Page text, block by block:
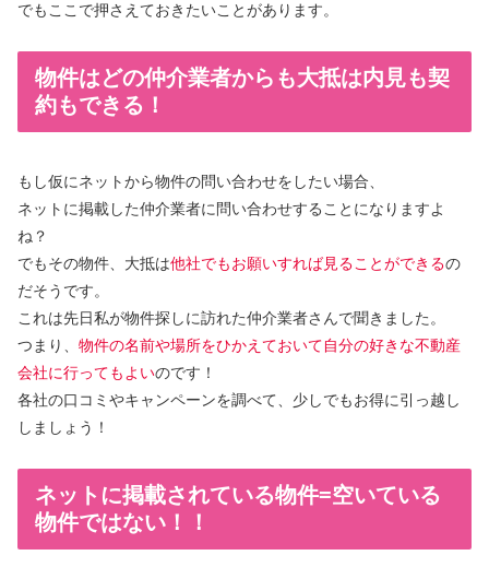
でもここで押さえておきたいことがあります。
物件はどの仲介業者からも大抵は内見も契
約もできる！
もし仮にネットから物件の問い合わせをしたい場合、
ネットに掲載した仲介業者に問い合わせすることになりますよ
ね？
でもその物件、大抵は他社でもお願いすれば見ることができるの
だそうです。
これは先日私が物件探しに訪れた仲介業者さんで聞きました。
つまり、 物件の名前や場所をひかえておいて自分の好きな不動産
会社に行ってもよいのです！
各社の口コミやキャンペーンを調べて、少しでもお得に引っ越し
しましょう！
ネットに掲載されている物件=空いている
物件ではない！！